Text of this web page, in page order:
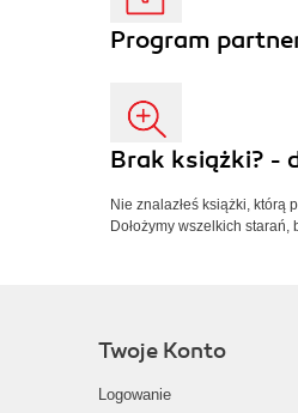
Program
Brak książki? -
Nie znalazłeś książki, którą
Dołożymy wszelkich starań,
Twoje Konto
Logowanie